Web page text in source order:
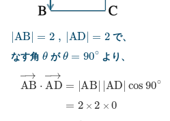
| A B | , A D |= 2
で、
なす角 θが θ 90 ∘ より、
= B | |